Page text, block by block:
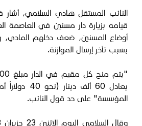
النائب المستقل هادي السلامي،
قيامه بزيارة دار مسنين في العاصمة
بسبب تأخر إرسال الموازنة.
يعادل 60 ألف
المؤسسة" على حد قول النائب.